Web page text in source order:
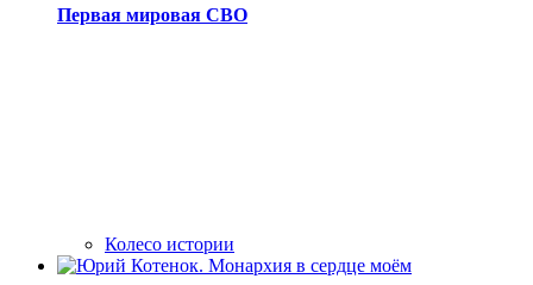
Первая мировая СВО
Колесо истории